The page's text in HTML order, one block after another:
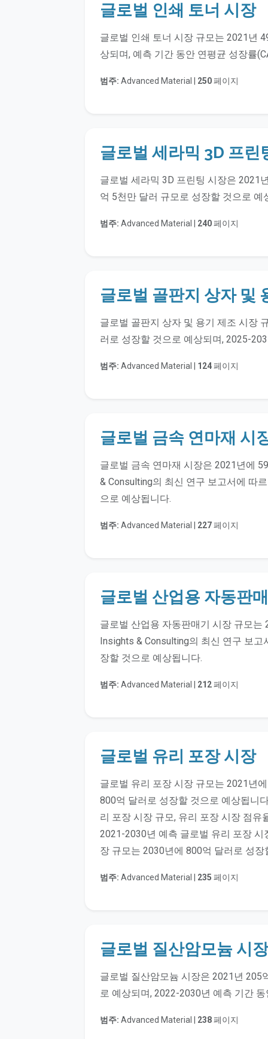
글로벌 인쇄 토너 시장
글로벌 인쇄 토너 시장 규모는 2021년
상되며, 예측 기간 동안 연평균 성장률
범주: Advanced Material | 250페이지
글로벌 세라믹 3D 프린
글로벌 세라믹 3D 프린팅 시장은 2021
억 5천만 달러 규모로 성장할 것으로 예
범주: Advanced Material | 240페이지
글로벌 골판지 상자 및
글로벌 골판지 상자 및 용기 제조 시장
러로 성장할 것으로 예상되며, 2025-
범주: Advanced Material | 124페이지
글로벌 금속 연마재 시
글로벌 금속 연마재 시장은 2021년에
& Consulting의 최신 연구 보고서에 따
으로 예상됩니다.
범주: Advanced Material | 227페이지
글로벌 산업용 자동판
글로벌 산업용 자동판매기 시장 규모
Insights & Consulting의 최신 연구 보
장할 것으로 예상됩니다.
범주: Advanced Material | 212페이지
글로벌 유리 포장 시장
글로벌 유리 포장 시장 규모는 2021년
800억 달러로 성장할 것으로 예상됩니
리 포장 시장 규모, 유리 포장 시장 점유
2021-2030년 예측 글로벌 유리 포장
장 규모는 2030년에 800억 달러로 성
범주: Advanced Material | 235 페이지
글로벌 질산암모늄 시장
글로벌 질산암모늄 시장은 2021년 205
로 예상되며, 2022-2030년 예측 기간
범주: Advanced Material | 238페이지